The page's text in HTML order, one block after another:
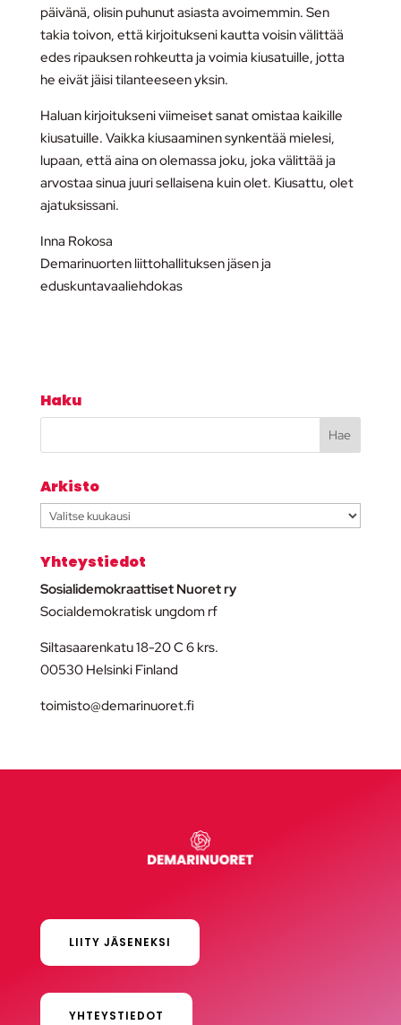
päivänä, olisin puhunut asiasta avoimemmin. Sen
takia toivon, että kirjoitukseni kautta voisin välittää
edes ripauksen rohkeutta ja voimia kiusatuille, jotta
he eivät jäisi tilanteeseen yksin.
Haluan kirjoitukseni viimeiset sanat omistaa kaikille
kiusatuille. Vaikka kiusaaminen synkentää mielesi,
lupaan, että aina on olemassa joku, joka välittää ja
arvostaa sinua juuri sellaisena kuin olet. Kiusattu, olet
ajatuksissani.
Inna Rokosa
Demarinuorten liittohallituksen jäsen ja
eduskuntavaaliehdokas
Haku
Arkisto
Arkisto
Yhteystiedot
Sosialidemokraattiset Nuoret ry
Socialdemokratisk ungdom rf
Siltasaarenkatu 18-20 C 6 krs.
00530 Helsinki Finland
toimisto@demarinuoret.fi
LIITY JÄSENEKSI
YHTEYSTIEDOT